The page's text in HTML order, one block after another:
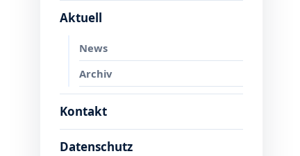
Aktuell
News
Archiv
Kontakt
Datenschutz